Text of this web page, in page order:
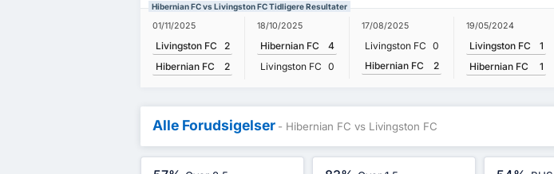
Hibernian FC vs Livingston FC Tidligere Resultater
01/11/2025
Livingston FC
2
Hibernian FC
2
18/10/2025
Hibernian FC
4
Livingston FC 0
17/08/2025
Livingston FC 0
Hibernian FC
2
19/05/2024
Livingston FC
1
Hibernian FC
1
Alle Forudsigelser - Hibernian FC vs Livingston FC